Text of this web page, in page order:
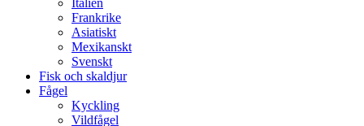
Italien
Frankrike
Asiatiskt
Mexikanskt
Svenskt
Fisk och skaldjur
Fågel
Kyckling
Vildfågel